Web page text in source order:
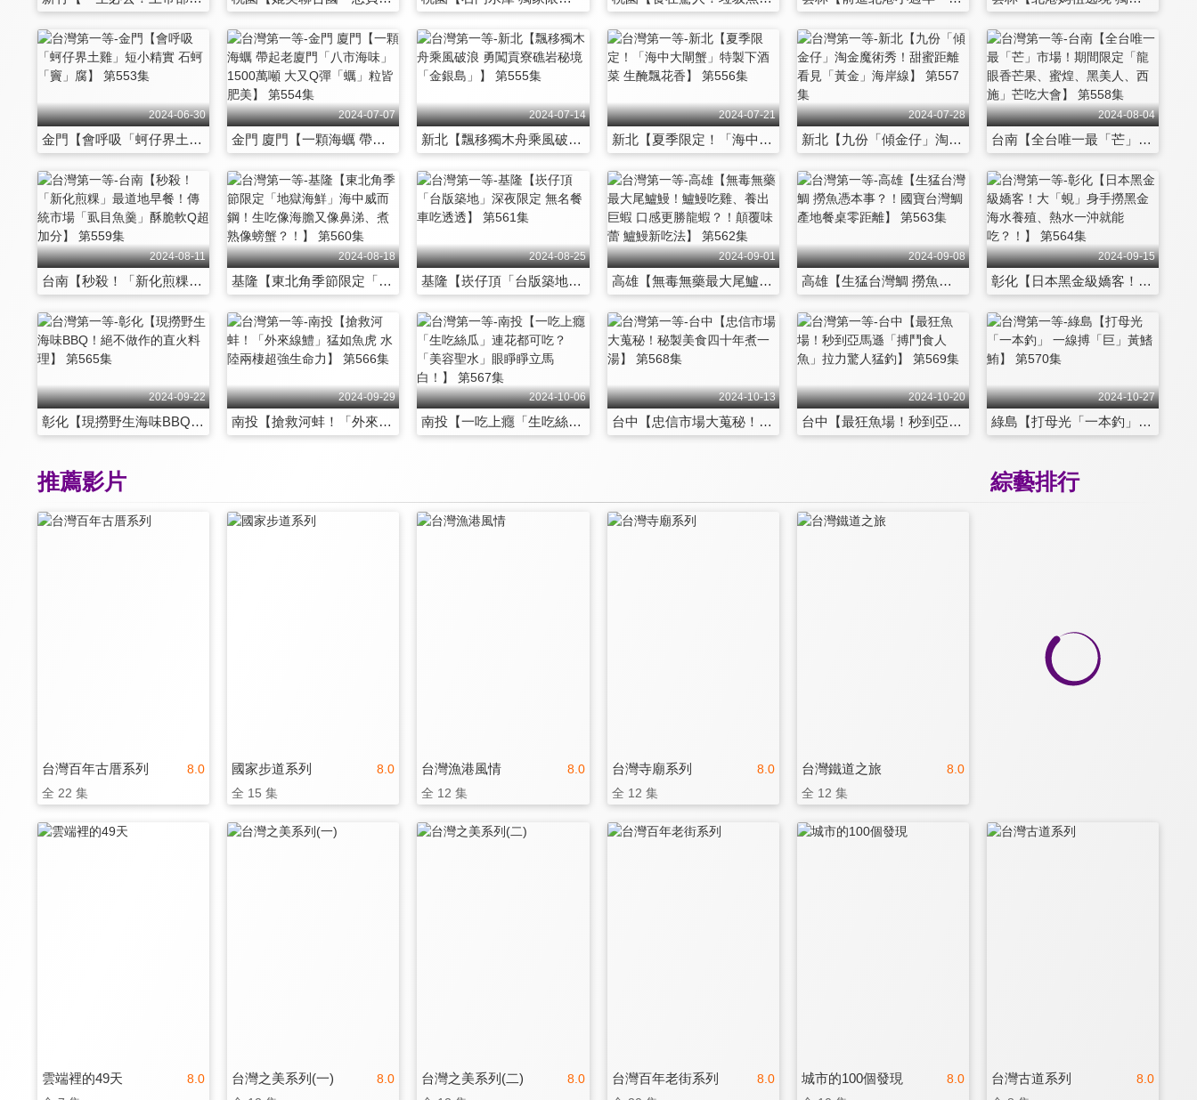
2024-06-30
金門【會呼吸「蚵仔界土雞」短小精實 石蚵「竇」腐】 第553集
2024-07-07
金門 廈門【一顆海蠣 帶起老廈門「八市海味」1500萬噸 大又Q彈「蠣」粒皆肥美】 第554集
2024-07-14
新北【飄移獨木舟乘風破浪 勇闖貢寮礁岩秘境「金銀島」】 第555集
2024-07-21
新北【夏季限定！「海中大閘蟹」特製下酒菜 生醃飄花香】 第556集
2024-07-28
新北【九份「傾金仔」淘金魔術秀！甜蜜距離 看見「黃金」海岸線】 第557集
2024-08-04
台南【全台唯一最「芒」市場！期間限定「龍眼香芒果、蜜煌、黑美人、西施」芒吃大會】 第558集
2024-08-11
台南【秒殺！「新化煎粿」最道地早餐！傳統市場「虱目魚羹」酥脆軟Q超加分】 第559集
2024-08-18
基隆【東北角季節限定「地獄海鮮」海中威而鋼！生吃像海膽又像鼻涕、煮熟像螃蟹？！】 第560集
2024-08-25
基隆【崁仔頂「台版築地」深夜限定 無名餐車吃透透】 第561集
2024-09-01
高雄【無毒無藥最大尾鱸鰻！鱸鰻吃雞、養出巨蝦 口感更勝龍蝦？！顛覆味蕾 鱸鰻新吃法】 第562集
2024-09-08
高雄【生猛台灣鯛 撈魚憑本事？！國寶台灣鯛 產地餐桌零距離】 第563集
2024-09-15
彰化【日本黑金級嬌客！大「蜆」身手撈黑金 海水養殖、熱水一沖就能吃？！】 第564集
2024-09-22
彰化【現撈野生海味BBQ！絕不做作的直火料理】 第565集
2024-09-29
南投【搶救河蚌！「外來線鱧」猛如魚虎 水陸兩棲超強生命力】 第566集
2024-10-06
南投【一吃上癮「生吃絲瓜」連花都可吃？「美容聖水」眼睜睜立馬白！】 第567集
2024-10-13
台中【忠信市場大蒐秘！秘製美食四十年煮一湯】 第568集
2024-10-20
台中【最狂魚場！秒到亞馬遜「搏鬥食人魚」拉力驚人猛釣】 第569集
2024-10-27
綠島【打母光「一本釣」 一線搏「巨」黃鰭鮪】 第570集
綜藝排行
推薦影片
8.0
台灣百年古厝系列
全 22 集
8.0
國家步道系列
全 15 集
8.0
台灣漁港風情
全 12 集
8.0
台灣寺廟系列
全 12 集
8.0
台灣鐵道之旅
全 12 集
8.0
雲端裡的49天 8.0
台灣之美系列(一) 8.0
台灣之美系列(二) 8.0
台灣百年老街系列 8.0
城市的100個發現 8.0
台灣古道系列